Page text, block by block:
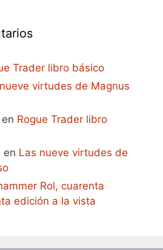
Trader libro básico
virtudes de Magnus
en Rogue Trader libro
en Las nueve virtudes de
Rol, cuarenta
edición a la vista